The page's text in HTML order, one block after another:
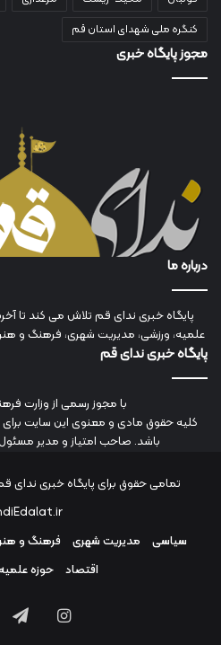
کنگره ملی شهدای استان قم
مجوز پایگاه خبری
درباره ما
پایگاه خبری ندای قم تلاش می کند تا
علمیه، ورزشی، مدیریت شهری، فرهنگ و
پایگاه خبری ندای قم
با مجوز رسمی از وزارت
کلیه حقوق مادی و معنوی این سایت
باشد. صاحب امتیاز و مدیر
تمامی حقوق برای پایگاه خبری
سیاسی
مدیریت شهری فرهنگ و
اقتصاد
حوزه
اینستاگرام